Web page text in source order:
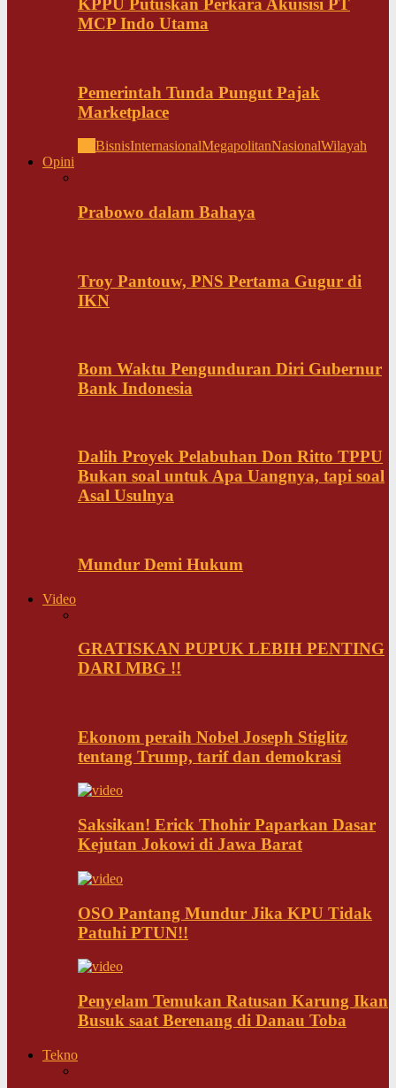
KPPU Putuskan Perkara Akuisisi PT
MCP Indo Utama
Pemerintah Tunda Pungut Pajak
Marketplace
BisnisInternasionalMegapolitanNasionalWilayah
Opini
Prabowo dalam Bahaya
Troy Pantouw, PNS Pertama Gugur di
IKN
Bom Waktu Pengunduran Diri Gubernur
Bank Indonesia
Dalih Proyek Pelabuhan Don Ritto TPPU
Bukan soal untuk Apa Uangnya, tapi soal
Asal Usulnya
Mundur Demi Hukum
Video
GRATISKAN PUPUK LEBIH PENTING
DARI MBG !!
Ekonom peraih Nobel Joseph Stiglitz
tentang Trump, tarif dan demokrasi
Saksikan! Erick Thohir Paparkan Dasar
Kejutan Jokowi di Jawa Barat
OSO Pantang Mundur Jika KPU Tidak
Patuhi PTUN!!
Penyelam Temukan Ratusan Karung Ikan
Busuk saat Berenang di Danau Toba
Tekno